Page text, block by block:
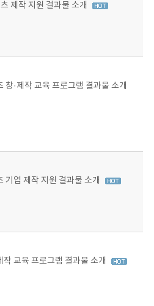
제작 지원 결과물 소개
·제작 교육 프로그램 결과물 소개
업 제작 지원 결과물 소개
교육 프로그램 결과물 소개